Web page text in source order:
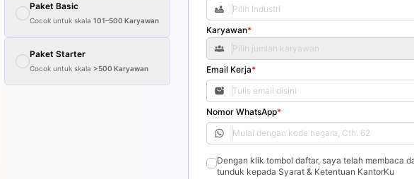
Paket Basic
Cocok untuk skala 101–500 Karyawan
Paket Starter
Cocok untuk skala >500 Karyawan
Karyawan*
Pilih jumlah karyawan
Email Kerja*
Nomor WhatsApp*
Dengan klik tombol daftar, saya telah membaca
tunduk kepada Syarat & Ketentuan KantorKu